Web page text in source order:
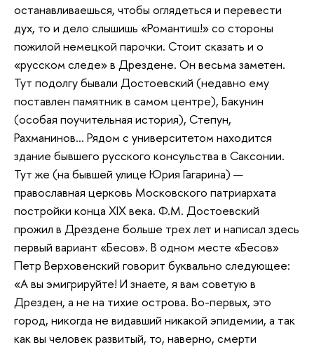
останавливаешься, чтобы оглядеться и перевести
дух, то и дело слышишь «Романтиш!» со стороны
пожилой немецкой парочки. Стоит сказать и о
«русском следе» в Дрездене. Он весьма заметен.
Тут подолгу бывали Достоевский (недавно ему
поставлен памятник в самом центре), Бакунин
(особая поучительная история), Степун,
Рахманинов... Рядом с университетом находится
здание бывшего русского консульства в Саксонии.
Тут же (на бывшей улице Юрия Гагарина) —
православная церковь Московского патриархата
постройки конца XIX века. Ф.М. Достоевский
прожил в Дрездене больше трех лет и написал здесь
первый вариант «Бесов». В одном месте «Бесов»
Петр Верховенский говорит буквально следующее:
«А вы эмигрируйте! И знаете, я вам советую в
Дрезден, а не на тихие острова. Во-первых, это
город, никогда не видавший никакой эпидемии, а так
как вы человек развитый, то, наверно, смерти